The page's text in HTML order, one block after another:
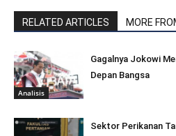
RELATED ARTICLES MORE
Analisis
Gagalnya Jokowi
Depan Bangsa
Sektor Perikanan